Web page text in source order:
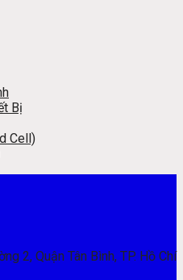
Bị
Cell)
2, Quận Tân Bình, TP. Hồ Chí